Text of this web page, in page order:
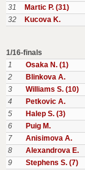
31
Martic P. (31)
32
Kucova K.
1/16-finals
1
Osaka N. (1)
2
Blinkova A.
3
Williams S. (10)
4
Petkovic A.
5
Halep S. (3)
6
Puig M.
7
Anisimova A.
8
Alexandrova E.
9
Stephens S. (7)